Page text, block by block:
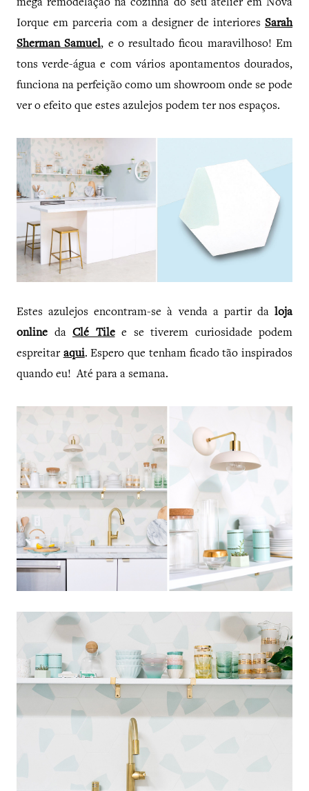
mega remodelação na cozinha do seu atelier em Nova
Iorque em parceria com a designer de interiores Sarah
Sherman Samuel, e o resultado ficou maravilhoso! Em
tons verde-água e com vários apontamentos dourados,
funciona na perfeição como um showroom onde se pode
ver o efeito que estes azulejos podem ter nos espaços.
Estes azulejos encontram-se à venda a partir da loja
online da Clé Tilee se tiverem curiosidade podem
espreitar aqui. Espero que tenham ficado tão inspirados
quando eu! Até para a semana.